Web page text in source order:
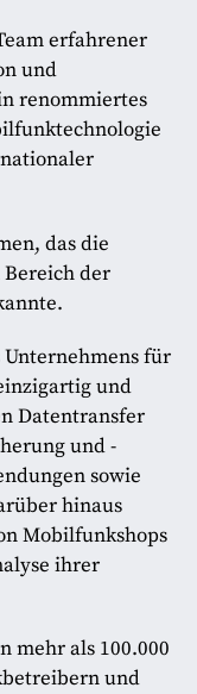
erfahrener
und
renommiertes
das die
der
für
und
Datentransfer
und -
sowie
hinaus
Mobilfunkshops
ihrer
mehr als 100.000
und